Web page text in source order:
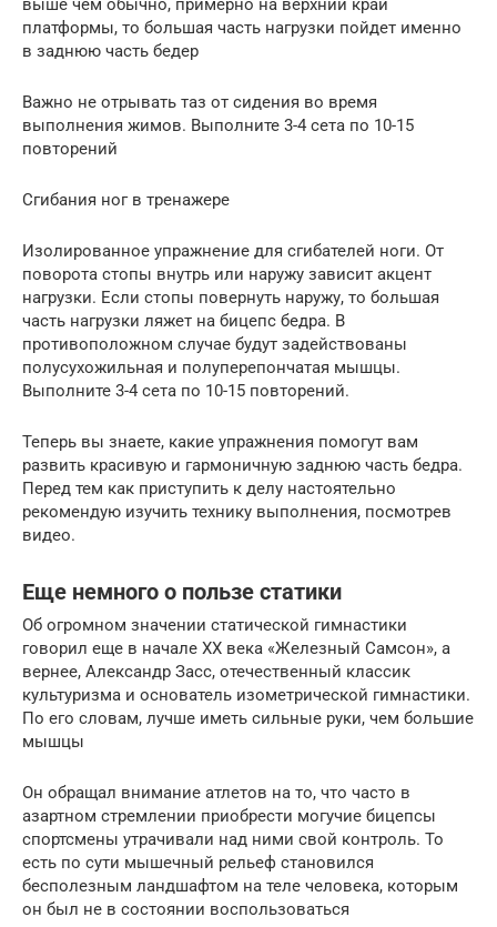
выше чем обычно, примерно на верхний край
платформы, то большая часть нагрузки пойдет именно
в заднюю часть бедер
Важно не отрывать таз от сидения во время
выполнения жимов. Выполните 3-4 сета по 10-15
повторений
Сгибания ног в тренажере
Изолированное упражнение для сгибателей ноги. От
поворота стопы внутрь или наружу зависит акцент
нагрузки. Если стопы повернуть наружу, то большая
часть нагрузки ляжет на бицепс бедра. В
противоположном случае будут задействованы
полусухожильная и полуперепончатая мышцы.
Выполните 3-4 сета по 10-15 повторений.
Теперь вы знаете, какие упражнения помогут вам
развить красивую и гармоничную заднюю часть бедра.
Перед тем как приступить к делу настоятельно
рекомендую изучить технику выполнения, посмотрев
видео.
Еще немного о пользе статики
Об огромном значении статической гимнастики
говорил еще в начале XX века «Железный Самсон», а
вернее, Александр Засс, отечественный классик
культуризма и основатель изометрической гимнастики.
По его словам, лучше иметь сильные руки, чем большие
мышцы
Он обращал внимание атлетов на то, что часто в
азартном стремлении приобрести могучие бицепсы
спортсмены утрачивали над ними свой контроль. То
есть по сути мышечный рельеф становился
бесполезным ландшафтом на теле человека, которым
он был не в состоянии воспользоваться